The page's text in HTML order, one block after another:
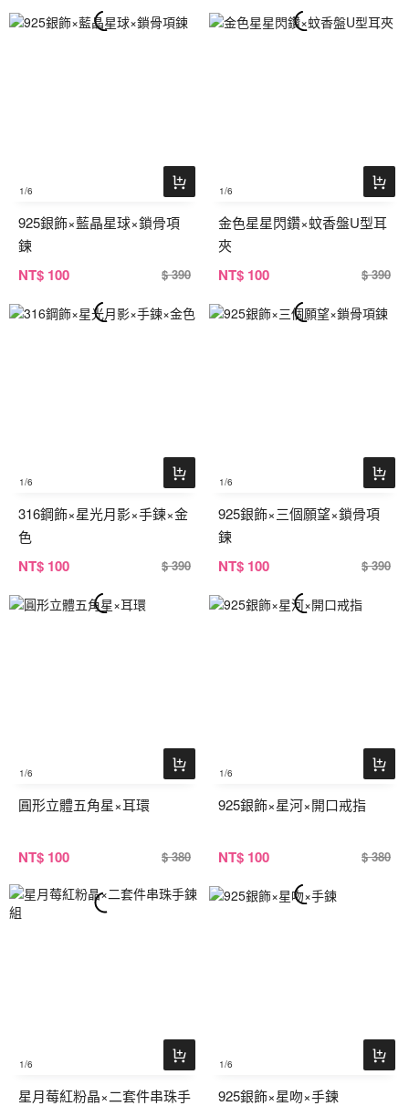
1/6
925銀飾×藍晶星球×鎖骨項
鍊
NT$ 100 $ 390
1/6
金色星星閃鑽×蚊香盤U型耳
夾
NT$ 100 $ 390
1/6
316鋼飾×星光月影×手鍊×金
色
NT$ 100 $ 390
1/6
925銀飾×三個願望×鎖骨項
鍊
NT$ 100 $ 390
1/6
圓形立體五角星×耳環
NT$ 100 $ 380
1/6
925銀飾×星河×開口戒指
NT$ 100 $ 380
1/6
星月莓紅粉晶×二套件串珠手
1/6
925銀飾×星吻×手鍊